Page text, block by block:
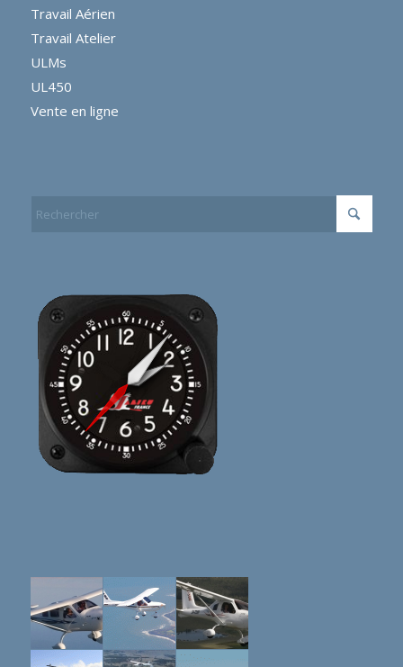
Travail Aérien
Travail Atelier
ULMs
UL450
Vente en ligne